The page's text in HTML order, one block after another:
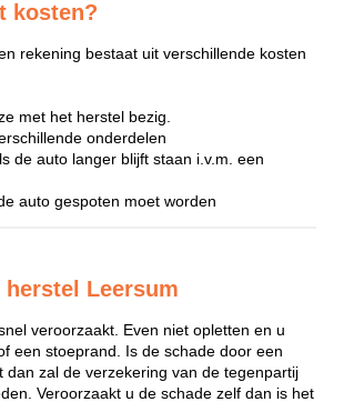
kosten?
rekening bestaat uit verschillende kosten
met het herstel bezig.
onderdelen
de auto langer blijft staan i.v.m. een
auto gespoten moet worden
herstel Leersum
veroorzaakt. Even niet opletten en u
een stoeprand. Is de schade door een
dan zal de verzekering van de tegenpartij
Veroorzaakt u de schade zelf dan is het